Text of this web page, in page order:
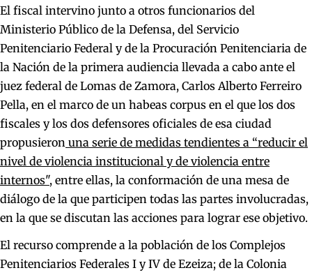
El fiscal intervino junto a otros funcionarios del
Ministerio Público de la Defensa, del Servicio
Penitenciario Federal y de la Procuración Penitenciaria de
la Nación de la primera audiencia llevada a cabo ante el
juez federal de Lomas de Zamora, Carlos Alberto Ferreiro
Pella, en el marco de un habeas corpus en el que los dos
fiscales y los dos defensores oficiales de esa ciudad
propusieron una serie de medidas tendientes a “reducir el
nivel de violencia institucional y de violencia entre
internos", entre ellas, la conformación de una mesa de
diálogo de la que participen todas las partes involucradas,
en la que se discutan las acciones para lograr ese objetivo.
El recurso comprende a la población de los Complejos
Penitenciarios Federales I y IV de Ezeiza; de la Colonia